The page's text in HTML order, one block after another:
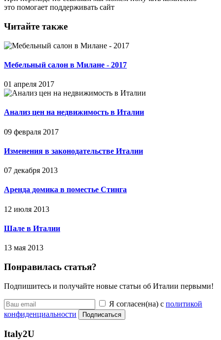
это помогает поддерживать сайт
Читайте также
Мебельный салон в Милане - 2017
01 апреля 2017
Анализ цен на недвижимость в Италии
09 февраля 2017
Изменения в законодательстве Италии
07 декабря 2013
Аренда домика в поместье Стинга
12 июля 2013
Шале в Италии
13 мая 2013
Понравилась статья?
Подпишитесь и получайте новые статьи об Италии первыми!
Я согласен(на) с политикой
конфиденциальности
Подписаться
Italy2U